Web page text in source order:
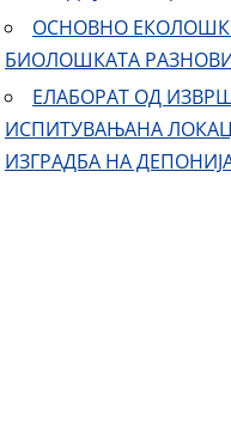
ОСНОВНО
БИОЛОШКАТА
ЕЛАБОРАТ ОД
ИСПИТУВАЊАНА
ИЗГРАДБА НА